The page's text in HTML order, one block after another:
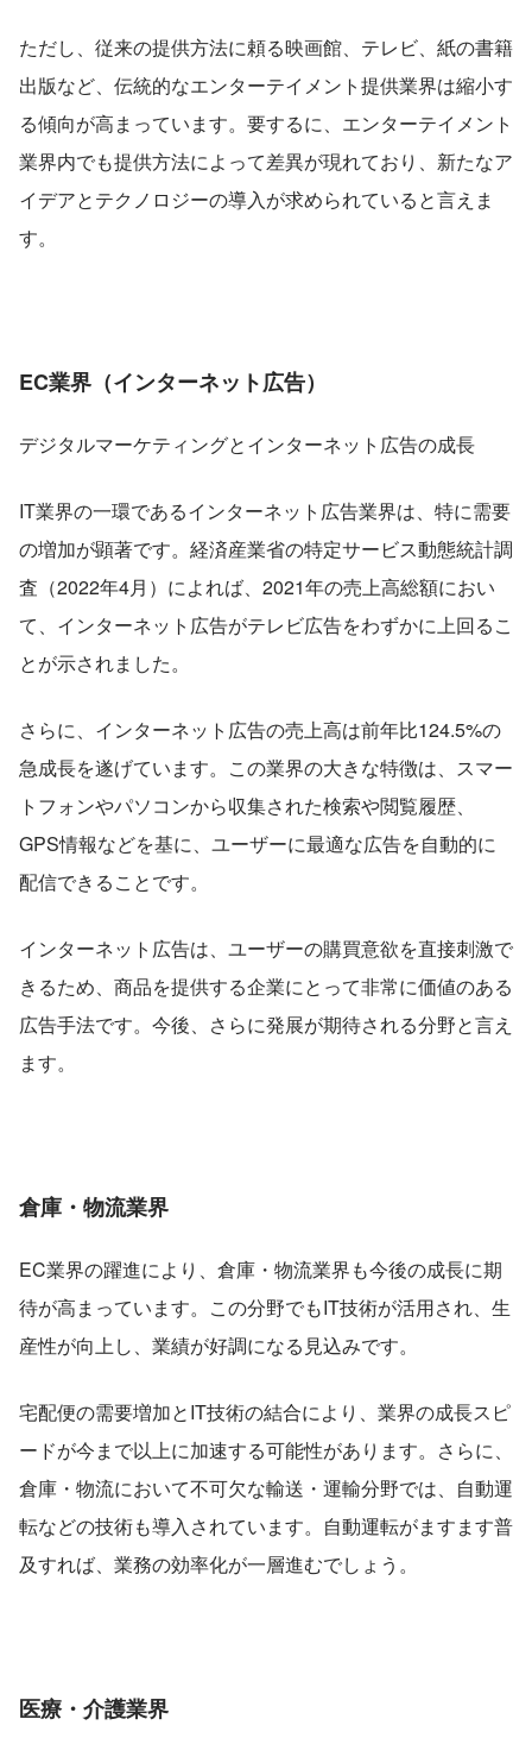
ただし、従来の提供方法に頼る映画館、テレビ、紙の書籍
出版など、伝統的なエンターテイメント提供業界は縮小す
る傾向が高まっています。要するに、エンターテイメント
業界内でも提供方法によって差異が現れており、新たなア
イデアとテクノロジーの導入が求められていると言えま
す。
EC業界（インターネット広告）
デジタルマーケティングとインターネット広告の成長
IT業界の一環であるインターネット広告業界は、特に需要
の増加が顕著です。経済産業省の特定サービス動態統計調
査（2022年4月）によれば、2021年の売上高総額におい
て、インターネット広告がテレビ広告をわずかに上回るこ
とが示されました。
さらに、インターネット広告の売上高は前年比124.5%の
急成長を遂げています。この業界の大きな特徴は、スマー
トフォンやパソコンから収集された検索や閲覧履歴、
GPS情報などを基に、ユーザーに最適な広告を自動的に
配信できることです。
インターネット広告は、ユーザーの購買意欲を直接刺激で
きるため、商品を提供する企業にとって非常に価値のある
広告手法です。今後、さらに発展が期待される分野と言え
ます。
倉庫・物流業界
EC業界の躍進により、倉庫・物流業界も今後の成長に期
待が高まっています。この分野でもIT技術が活用され、生
産性が向上し、業績が好調になる見込みです。
宅配便の需要増加とIT技術の結合により、業界の成長スピ
ードが今まで以上に加速する可能性があります。さらに、
倉庫・物流において不可欠な輸送・運輸分野では、自動運
転などの技術も導入されています。自動運転がますます普
及すれば、業務の効率化が一層進むでしょう。
医療・介護業界